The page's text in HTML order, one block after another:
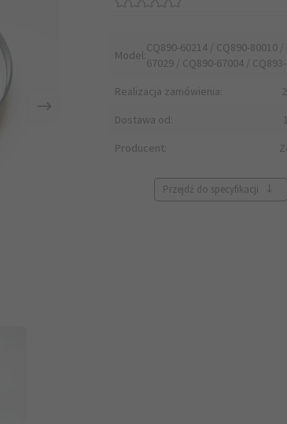
Model:
CQ890-60214 / CQ890-80010 /
67029 / CQ890-67004 /
Realizacja zamówienia:
Dostawa od:
Producent:
Przejdź do specyfikacji